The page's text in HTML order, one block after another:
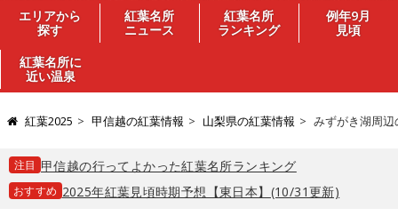
エリアから
探す
紅葉名所
ニュース
紅葉名所
ランキング
例年9月
見頃
紅葉名所に
近い温泉
紅葉2025 甲信越の紅葉情報 山梨県の紅葉情報 みずがき湖周
注目 甲信越の行ってよかった紅葉名所ランキング
おすすめ 2025年紅葉見頃時期予想【東日本】(10/31更新)